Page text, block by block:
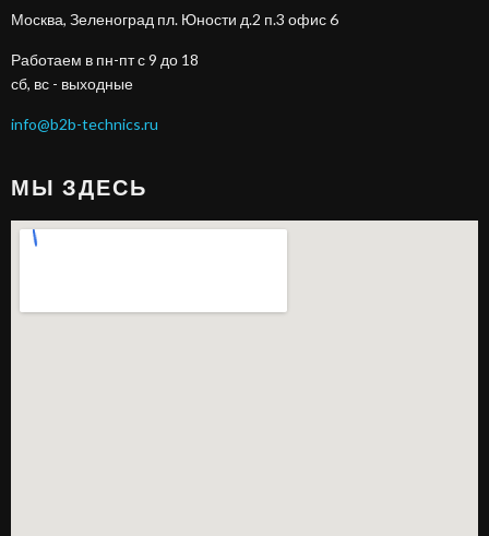
Москва, Зеленоград пл. Юности д.2 п.3 офис 6
Работаем в пн-пт с 9 до 18
сб, вс - выходные
info@b2b-technics.ru
МЫ ЗДЕСЬ